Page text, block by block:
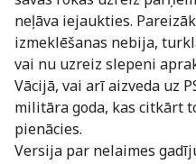
neļāva iejaukties.
izmeklēšanas nebija,
vai nu uzreiz slepeni
Vācijā, vai arī aizveda uz
militāra goda, kas citkārt
pienācies.
Versija par nelaimes